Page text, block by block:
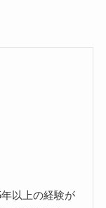
以上の経験が